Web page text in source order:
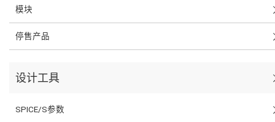
模块
停售产品
设计工具
SPICE/S参数